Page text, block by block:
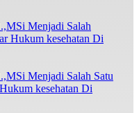
Menjadi Salah Satu
kesehatan Di